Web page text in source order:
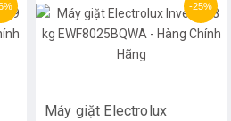
-25%
Máy giặt Electrolux